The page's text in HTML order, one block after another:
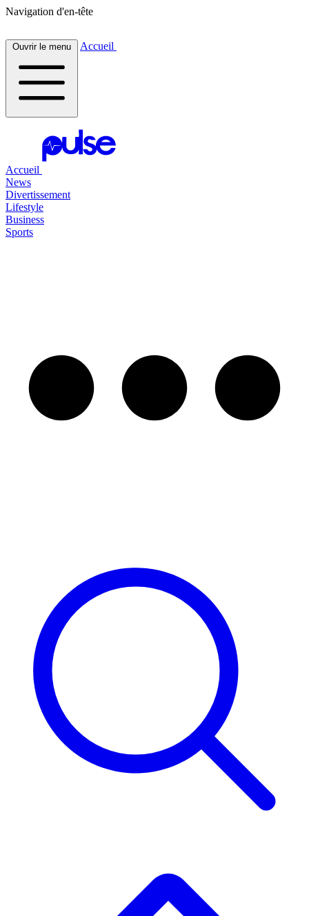
Navigation d'en-tête
Ouvrir le menu Accueil
Accueil
News
Divertissement
Lifestyle
Business
Sports